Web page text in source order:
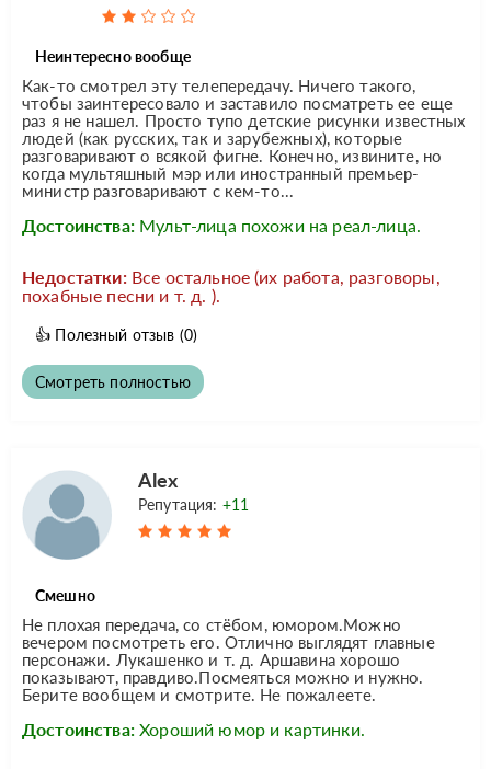
Неинтересно вообще
Как-то смотрел эту телепередачу. Ничего такого,
чтобы заинтересовало и заставило посматреть ее еще
раз я не нашел. Просто тупо детские рисунки известных
людей (как русских, так и зарубежных), которые
разговаривают о всякой фигне. Конечно, извините, но
когда мультяшный мэр или иностранный премьер-
министр разговаривают с кем-то...
Достоинства: Мульт-лица похожи на реал-лица.
Недостатки: Все остальное (их работа, разговоры,
похабные песни и т. д. ).
👍 Полезный отзыв (0)
Смотреть полностью
Alex
Репутация: +11
Смешно
Не плохая передача, со стёбом, юмором.Можно
вечером посмотреть его. Отлично выглядят главные
персонажи. Лукашенко и т. д. Аршавина хорошо
показывают, правдиво.Посмеяться можно и нужно.
Берите вообщем и смотрите. Не пожалеете.
Достоинства: Хороший юмор и картинки.